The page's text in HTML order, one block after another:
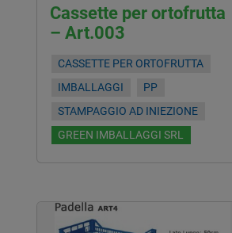
Cassette per ortofrutta
– Art.003
CASSETTE PER ORTOFRUTTA
IMBALLAGGI
PP
STAMPAGGIO AD INIEZIONE
GREEN IMBALLAGGI SRL